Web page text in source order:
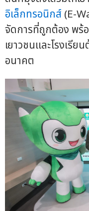
อิเล็กทรอนิกส์ (E-
จัดการที่ถูกต้อง พร้
เยาวชนและโรงเรี
อนาคต